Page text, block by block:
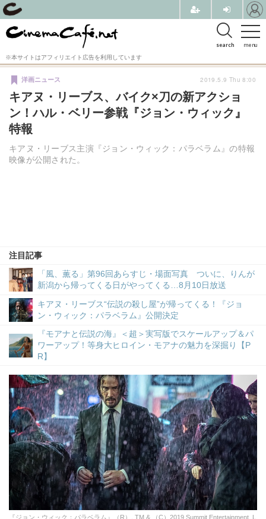
menu
search
※本サイトはアフィリエイト広告を利用しています
キアヌ・リーブス、バイク×刀の新アクショ
ン！ハル・ベリー参戦『ジョン・ウィック』
特報
キアヌ・リーブス主演『ジョン・ウィック：パラベラム』の特報
映像が公開された。
洋画ニュース
注目記事
「風、薫る」第96回あらすじ・場面写真 ついに、りんが
新潟から帰ってくる日がやってくる…8月10日放送
キアヌ・リーブス“伝説の殺し屋”が帰ってくる！『ジョ
ン・ウィック：パラベラム』公開決定
『モアナと伝説の海』＜超＞実写版でスケールアップ＆パ
ワーアップ！等身大ヒロイン・モアナの魅力を深掘り【P
R】
2019.5.9 Thu 8:00
『ジョン・ウィック：パラベラム』（R）, TM & （C）2019 Summit Entertainment, L